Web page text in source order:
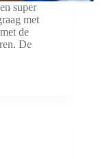
super
met
de
De